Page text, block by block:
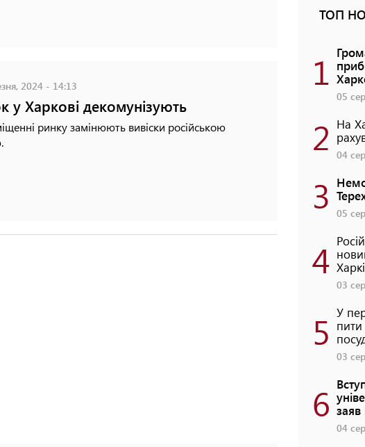
2024 - 14:13
у Харкові декомунізують
ринку замінюють вивіски російською
ТОП
1
05
2 На
04
3 05
4
03
5 У
03
6 заяв
04